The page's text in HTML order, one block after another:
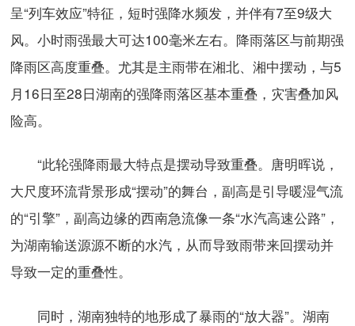
呈“列车效应”特征，短时强降水频发，并伴有7至9级大
风。小时雨强最大可达100毫米左右。降雨落区与前期强
降雨区高度重叠。尤其是主雨带在湘北、湘中摆动，与5
月16日至28日湖南的强降雨落区基本重叠，灾害叠加风
险高。
“此轮强降雨最大特点是摆动导致重叠。唐明晖说，
大尺度环流背景形成“摆动”的舞台，副高是引导暖湿气流
的“引擎”，副高边缘的西南急流像一条“水汽高速公路”，
为湖南输送源源不断的水汽，从而导致雨带来回摆动并
导致一定的重叠性。
同时，湖南独特的地形成了暴雨的“放大器”。湖南